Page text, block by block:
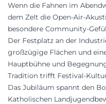
Wenn die Fahnen im
dem Zelt die Open-Air-
besondere Community-
Der Festplatz an der
großzügige Flächen und
Hauptbühne und
Tradition trifft Festival-
Das Jubiläum spannt den
Katholischen